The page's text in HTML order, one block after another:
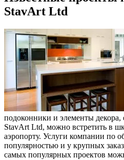
StavArt Ltd
подоконники и элементы декора,
StavArt Ltd, можно встретить в
аэропорту. Услуги компании по
популярностью и у крупных
самых популярных проектов